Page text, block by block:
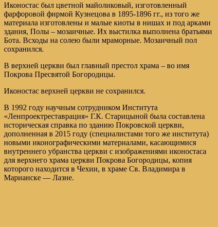
Иконостас был цветной майоликовый, изготовленный
фарфоровой фирмой Кузнецова в 1895-1896 гг., из того же
материала изготовлены и малые киоты в нишах и под арками
здания, Полы – мозаичные. Их выстилка выполнена братьями
Бота. Всходы на солею были мраморные. Мозаичный пол
сохранился.
В верхней церкви был главный престол храма – во имя
Покрова Пресвятой Богородицы.
Иконостас верхней церкви не сохранился.
В 1992 году научным сотрудником Института
«Ленпроектреставрация» Г.К. Старицыной была составлена
историческая справка по зданию Покровской церкви,
дополненная в 2015 году (специалистами того же института)
новыми иконографическими материалами, касающимися
внутреннего убранства церкви с изображениями иконостаса
для верхнего храма церкви Покрова Богородицы, копия
которого находится в Чехии, в храме Св. Владимира в
Марианске — Лазне.